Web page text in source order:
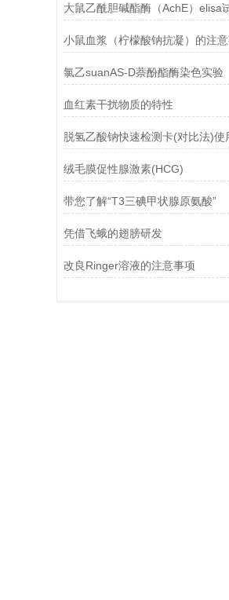
小鼠血浆（柠檬酸钠抗凝）的注
氯乙suanAS-D萘酚酯酶染色实验
血红素干扰物质的特性
绒毛膜促性腺激素(HCG)
带您了解“T3三碘甲状腺原氨酸”
凭借飞蛾的翅膀研发
改良Ringer溶液的注意事项